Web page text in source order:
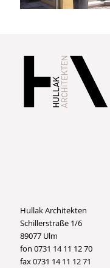
Hullak Architekten
Schillerstraße 1/6
89077 Ulm
fon 0731 14 11 12 70
fax 0731 14 11 12 71